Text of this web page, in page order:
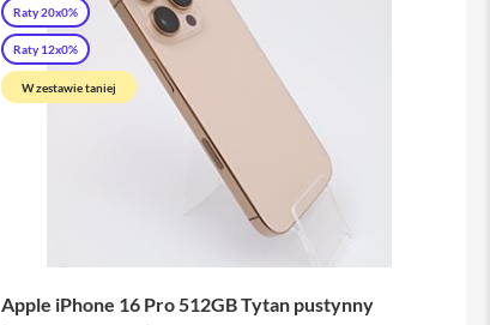
Raty 20x0%
Raty 12x0%
W zestawie taniej
Apple iPhone 16 Pro 512GB Tytan pustynny